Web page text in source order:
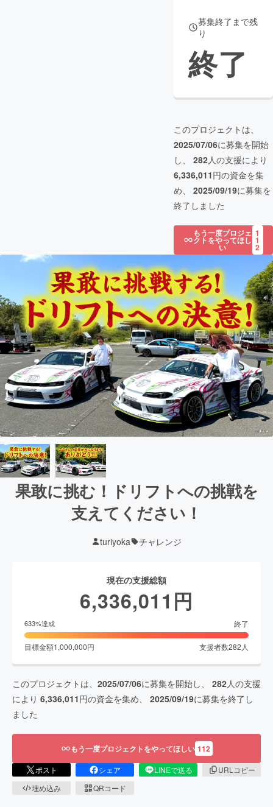
募集終了まで残
り
終了
このプロジェクトは、
2025/07/06に募集を開始
し、 282人の支援により
6,336,011円の資金を集
め、 2025/09/19に募集を
終了しました
もう一度プロジェ
クトをやってほし
い
1
1
2
果敢に挑む！ドリフトへの挑戦を
支えてください！
turiyoka チャレンジ
現在の支援総額
6,336,011 円
633%達成 終了
目標金額1,000,000円 支援者数282 人
このプロジェクトは、 2025/07/06に募集を開始し、 282人の支援
により 6,336,011円の資金を集め、 2025/09/19に募集を終了し
ました
もう一度プロジェクトをやってほしい 112
ポスト シェア LINEで送る
URLコピー
埋め込み
QRコード